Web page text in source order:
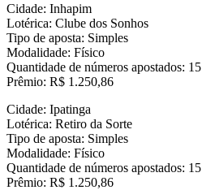
Cidade: Inhapim
Lotérica: Clube dos Sonhos
Tipo de aposta: Simples
Modalidade: Físico
Quantidade de números apostados: 15
Prêmio: R$ 1.250,86
Cidade: Ipatinga
Lotérica: Retiro da Sorte
Tipo de aposta: Simples
Modalidade: Físico
Quantidade de números apostados: 15
Prêmio: R$ 1.250,86